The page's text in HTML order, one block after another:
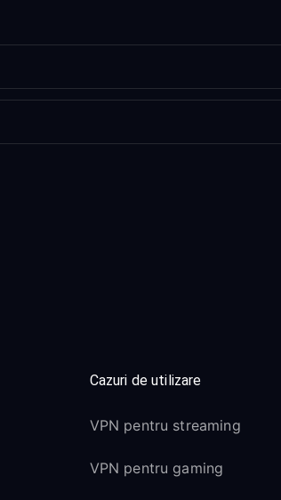
Cazuri de utilizare
VPN pentru streaming
VPN pentru gaming